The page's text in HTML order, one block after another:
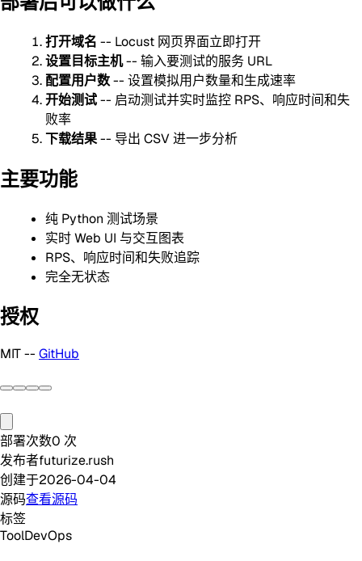
打开域名 -- Locust 网页界面立即打开
设置目标主机-- 输入要测试的服务 URL
配置用户数-- 设置模拟用户数量和生成速率
开始测试-- 启动测试并实时监控 RPS、响应时间和失
败率
下载结果-- 导出 CSV 进一步分析
主要功能
纯 Python 测试场景
实时 Web UI 与交互图表
RPS、响应时间和失败追踪
完全无状态
授权
MIT -- GitHub
部署次数0 次
发布者futurize.rush
创建于2026-04-04
源码查看源码
标签
ToolDevOps